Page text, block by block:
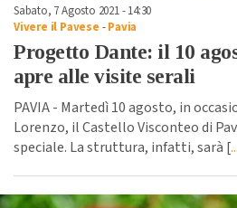
Sabato, 7 Agosto 2021 - 14:30
Vivere il Pavese -Pavia
Progetto Dante: il 10
apre alle visite serali
PAVIA - Martedì 10 agosto, in
Lorenzo, il Castello Visconteo di
speciale. La struttura, infatti, sarà [...